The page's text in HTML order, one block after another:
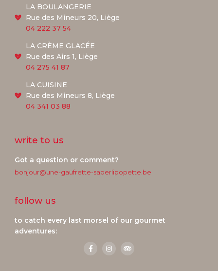
LA BOULANGERIE
Rue des Mineurs 20, Liège
04 222 37 54
LA CRÈME GLACÉE
Rue des Airs 1, Liège
04 275 41 87
LA CUISINE
Rue des Mineurs 8, Liège
04 341 03 88
write to us
Got a question or comment?
bonjour@une-gaufrette-saperlipopette.be
follow us
to catch every last morsel of our gourmet
adventures: